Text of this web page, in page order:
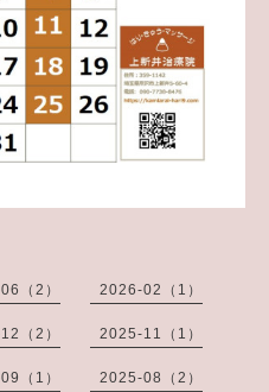
（2） 2026-02（1）
（2） 2025-11（1）
（1） 2025-08（2）